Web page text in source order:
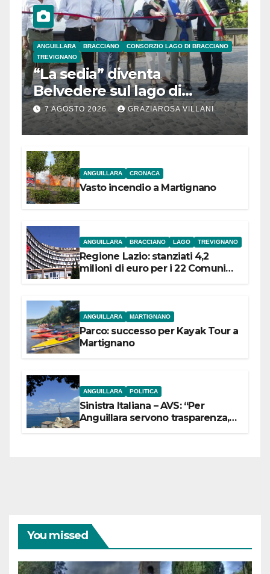
ANGUILLARA BRACCIANO
CONSORZIO LAGO DI BRACCIANO
TREVIGNANO
“La sedia” diventa
Belvedere sul lago di
Bracciano: ieri
l’inaugurazione
7 AGOSTO 2026 GRAZIAROSA VILLANI
ANGUILLARA CRONACA
Vasto incendio a Martignano
ANGUILLARA BRACCIANO LAGO TREVIGNANO
Regione Lazio: stanziati 4,2
milioni di euro per i 22 Comuni
ANGUILLARA MARTIGNANO
Parco: successo per Kayak Tour a
Martignano
ANGUILLARA POLITICA
Sinistra Italiana – AVS: “Per
Anguillara servono trasparenza,
You missed